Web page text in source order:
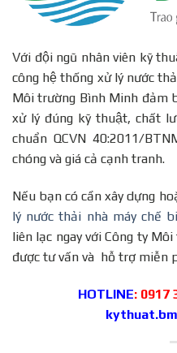
Với đội ngũ nhân viên kỹ
công hệ thống xử lý nước
Môi trường Bình Minh đảm
xử lý đúng kỹ thuật, chất
chuẩn QCVN 40:2011/
chóng và giá cả cạnh tranh.
Nếu bạn có cần xây dựng
lý nước thải nhà máy chế
liên lạc ngay với Công ty
được tư vấn và hỗ trợ miễn
HOTLINE: 0917